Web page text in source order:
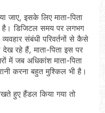
जाए, इसके लिए माता-पिता
है। डिजिटल समय पर लगभग
संबंधी परिवर्तनों से कैसे
रहे हैं, माता-पिता इस पर
में जब अधिकांश माता-पिता
करना बहुत मुश्किल भी है।
हुए हैंडल किया गया तो